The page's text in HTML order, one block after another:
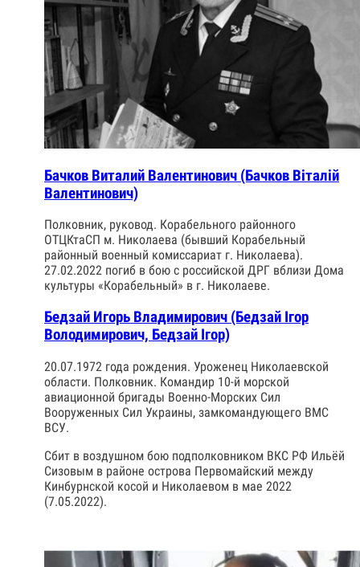
Бачков Виталий Валентинович (Бачков Віталій
Валентинович)
Полковник, руковод. Корабельного районного
ОТЦКтаСП м. Николаева (бывший Корабельный
районный военный комиссариат г. Николаева).
27.02.2022 погиб в бою с российской ДРГ вблизи Дома
культуры «Корабельный» в г. Николаеве.
Бедзай Игорь Владимирович (Бедзай Ігор
Володимирович, Бедзай Ігор)
20.07.1972 года рождения. Уроженец Николаевской
области. Полковник. Командир 10-й морской
авиационной бригады Военно-Морских Сил
Вооруженных Сил Украины, замкомандующего ВМС
ВСУ.
Сбит в воздушном бою подполковником ВКС РФ Ильёй
Сизовым в районе острова Первомайский между
Кинбурнской косой и Николаевом в мае 2022
(7.05.2022).